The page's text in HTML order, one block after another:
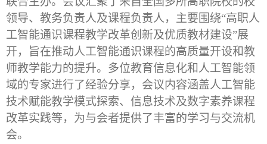
领导、教务负责人及课程负责人，主要围绕“高职人
工智能通识课程教学改革创新及优质教材建设”展
开，旨在推动人工智能通识课程的高质量开设和教
师教学能力的提升。多位教育信息化和人工智能领
域的专家进行了经验分享，会议内容涵盖人工智能
技术赋能教学模式探索、信息技术及数字素养课程
改革实践等，为与会者提供了丰富的学习与交流机
会。